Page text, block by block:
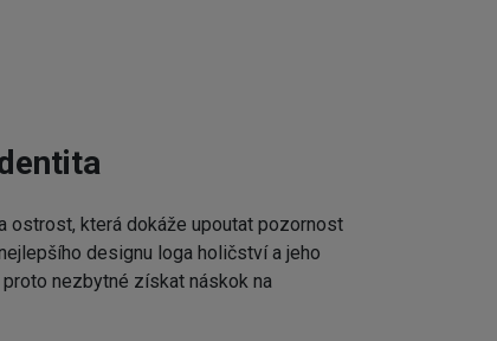
ostrost, která dokáže upoutat pozornost
designu loga holičství a jeho
nezbytné získat náskok na